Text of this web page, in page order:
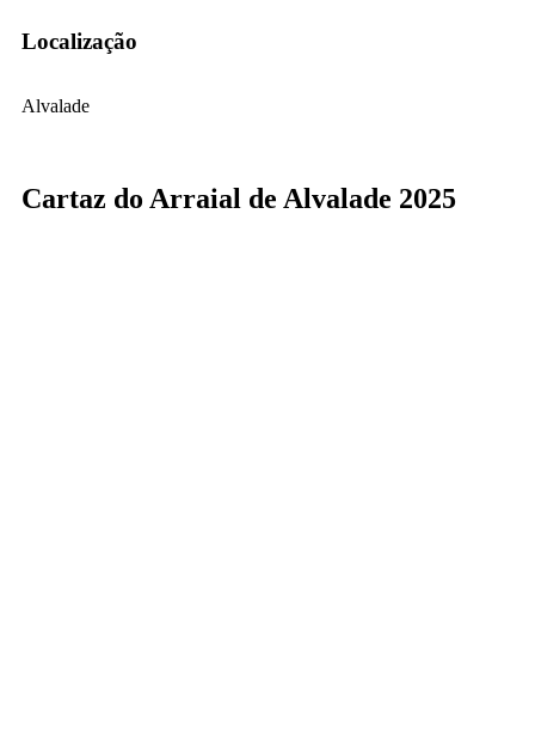
Localização
Alvalade
Cartaz do Arraial de Alvalade 2025